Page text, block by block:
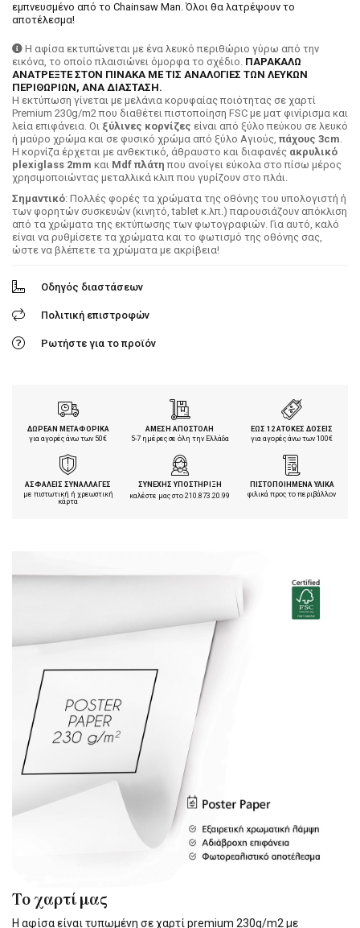
εμπνευσμένο από το Chainsaw Man. Όλοι θα λατρέψουν το
αποτέλεσμα!
Η αφίσα εκτυπώνεται με ένα λευκό περιθώριο γύρω από την
εικόνα, το οποίο πλαισιώνει όμορφα το σχέδιο. ΠΑΡΑΚΑΛΩ
ΑΝΑΤΡΕΞΤΕ ΣΤΟΝ ΠΙΝΑΚΑ ΜΕ ΤΙΣ ΑΝΑΛΟΓΙΕΣ ΤΩΝ ΛΕΥΚΩΝ
ΠΕΡΙΘΩΡΙΩΝ, ΑΝΑ ΔΙΑΣΤΑΣΗ.
H εκτύπωση γίνεται με μελάνια κορυφαίας ποιότητας σε χαρτί
Premium 230g/m2 που διαθέτει πιστοποίηση FSC με ματ φινίρισμα και
λεία επιφάνεια. Οι ξύλινες κορνίζες είναι από ξύλο πεύκου σε λευκό
ή μαύρο χρώμα και σε φυσικό χρώμα από ξύλο Αγιούς, πάχους 3cm.
Η κορνίζα έρχεται με ανθεκτικό, άθραυστο και διαφανές ακρυλικό
plexiglass 2mm και Mdf πλάτη που ανοίγει εύκολα στο πίσω μέρος
χρησιμοποιώντας μεταλλικά κλιπ που γυρίζουν στο πλάι.
Σημαντικό: Πολλές φορές τα χρώματα της οθόνης του υπολογιστή ή
των φορητών συσκευών (κινητό, tablet κ.λπ.) παρουσιάζουν απόκλιση
από τα χρώματα της εκτύπωσης των φωτογραφιών. Για αυτό, καλό
είναι να ρυθμίσετε τα χρώματα και το φωτισμό της οθόνης σας,
ώστε να βλέπετε τα χρώματα με ακρίβεια!
Οδηγός διαστάσεων
Πολιτική επιστροφών
Ρωτήστε για το προϊόν
ΔΩΡΕΑΝ ΜΕΤΑΦΟΡΙΚΑ
για αγορές άνω των 50€
ΑΜΕΣΗ ΑΠΟΣΤΟΛΗ
5-7 ημέρες σε όλη την Ελλάδα
ΕΩΣ 12 ΑΤΟΚΕΣ ΔΟΣΕΙΣ
για αγορές άνω των 100€
ΑΣΦΑΛΕΙΣ ΣΥΝΑΛΛΑΓΕΣ
με πιστωτική ή χρεωστική
κάρτα
ΣΥΝΕΧΗΣ ΥΠΟΣΤΗΡΙΞΗ
καλέστε μας στο210.873.20.99
ΠΙΣΤΟΠΟΙΗΜΕΝΑ ΥΛΙΚΑ
φιλικά προς το περιβάλλον
Το χαρτί μας
Η αφίσα είναι τυπωμένη σε χαρτί premium 230g/m2 με